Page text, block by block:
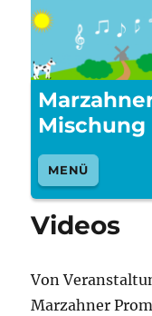
Mischung
MENÜ
Videos
Von
Marzahner